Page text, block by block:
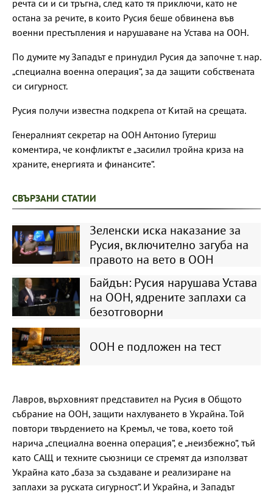
речта си и си тръгна, след като тя приключи, като не
остана за речите, в които Русия беше обвинена във
военни престъпления и нарушаване на Устава на ООН.
По думите му Западът е принудил Русия да започне т. нар.
„специална военна операция“, за да защити собствената
си сигурност.
Русия получи известна подкрепа от Китай на срещата.
Генералният секретар на ООН Антонио Гутериш
коментира, че конфликтът е „засилил тройна криза на
храните, енергията и финансите“.
СВЪРЗАНИ СТАТИИ
Зеленски иска наказание за
Русия, включително загуба на
правото на вето в ООН
Байдън: Русия нарушава Устава
на ООН, ядрените заплахи са
безотговорни
ООН e подложен на тест
Лавров, върховният представител на Русия в Общото
събрание на ООН, защити нахлуването в Украйна. Той
повтори твърдението на Кремъл, че това, което той
нарича „специална военна операция“, е „неизбежно“, тъй
като САЩ и техните съюзници се стремят да използват
Украйна като „база за създаване и реализиране на
заплахи за руската сигурност“. И Украйна, и Западът